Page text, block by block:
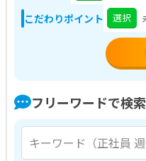
こだわりポイント 選択
フリーワードで検索